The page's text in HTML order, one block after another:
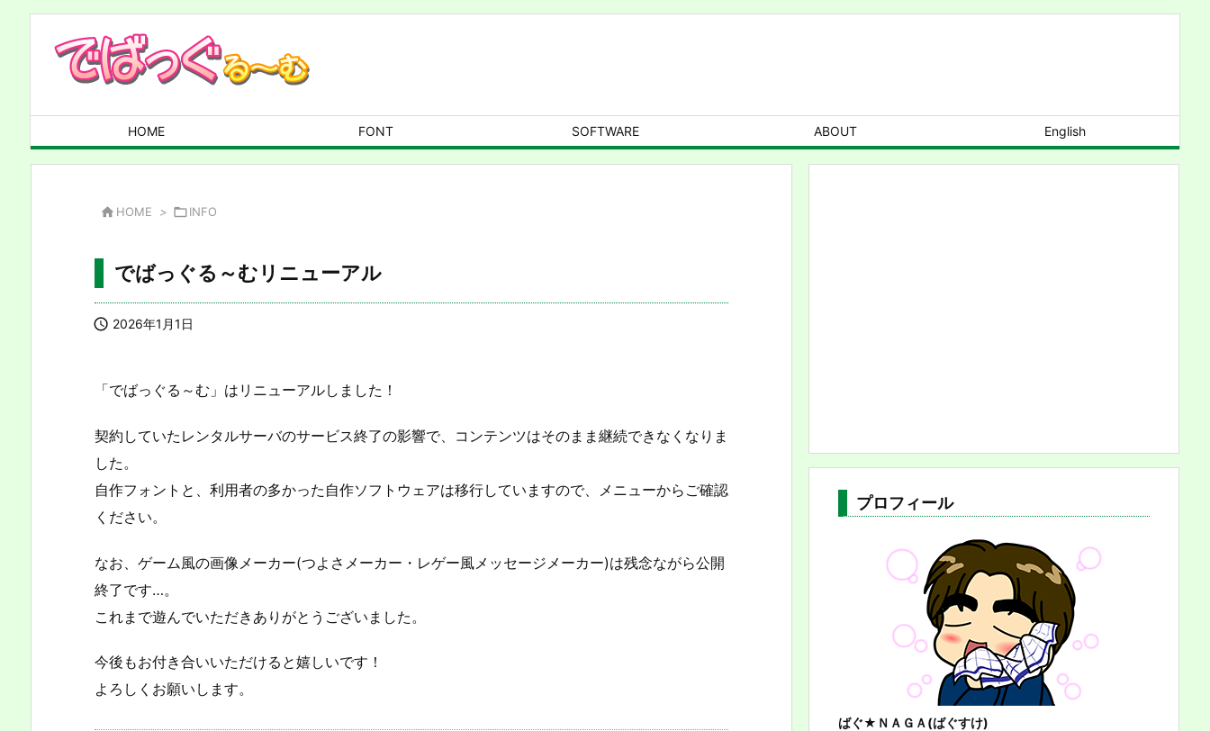
HOME FONT SOFTWARE ABOUT English
 HOME > INFO
でばっぐる～むリニューアル
 2026年1月1日
「でばっぐる～む」はリニューアルしました！
契約していたレンタルサーバのサービス終了の影響で、コンテンツはそのまま継続できなくなりま
した。
自作フォントと、利用者の多かった自作ソフトウェアは移行していますので、メニューからご確認
ください。
なお、ゲーム風の画像メーカー(つよさメーカー・レゲー風メッセージメーカー)は残念ながら公開
終了です…。
これまで遊んでいただきありがとうございました。
今後もお付き合いいただけると嬉しいです！
よろしくお願いします。
プロフィール
ばぐ★ＮＡＧＡ(ばぐすけ)